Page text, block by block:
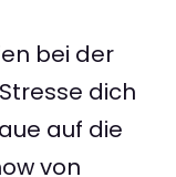
bei der
dich
auf die
von